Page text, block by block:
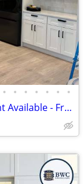
• • • • • • •
Fully Assembled Cabinets, Custom Paint Available - Free Kitchen Design